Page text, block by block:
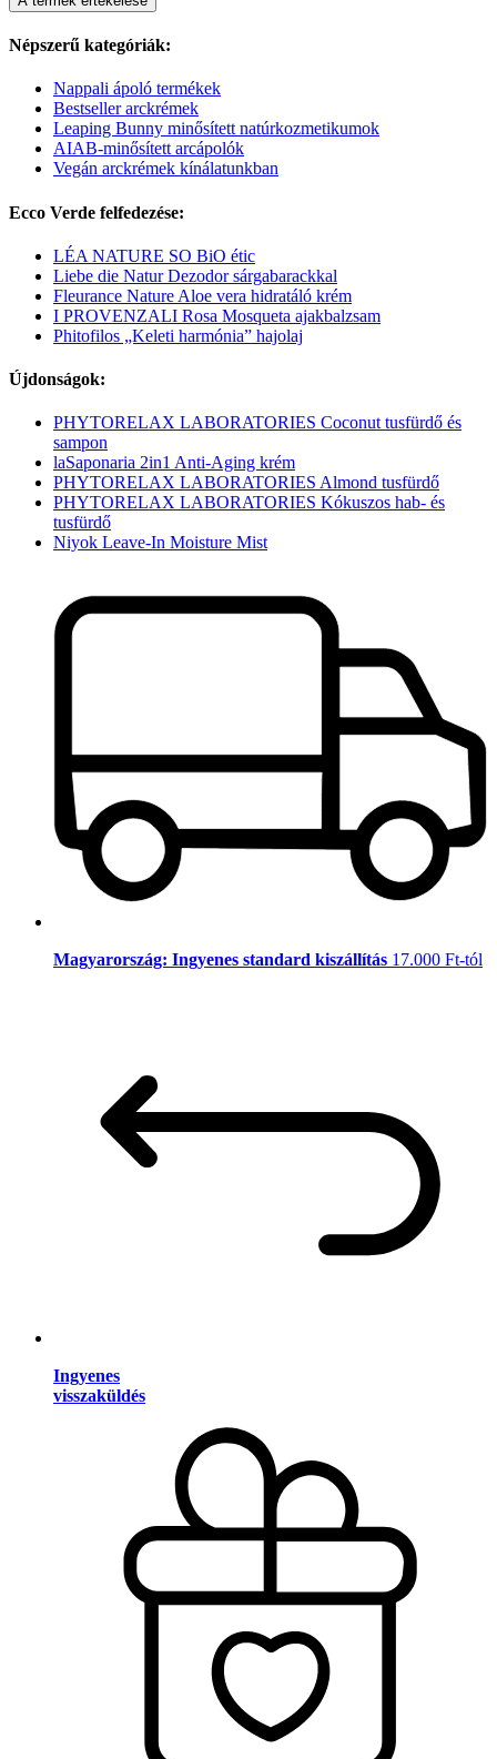
Népszerű kategóriák:
Nappali ápoló termékek
Bestseller arckrémek
Leaping Bunny minősített natúrkozmetikumok
AIAB-minősített arcápolók
Vegán arckrémek kínálatunkban
Ecco Verde felfedezése:
LÉA NATURE SO BiO étic
Liebe die Natur Dezodor sárgabarackkal
Fleurance Nature Aloe vera hidratáló krém
I PROVENZALI Rosa Mosqueta ajakbalzsam
Phitofilos „Keleti harmónia” hajolaj
Újdonságok:
PHYTORELAX LABORATORIES Coconut tusfürdő és
sampon
laSaponaria 2in1 Anti-Aging krém
PHYTORELAX LABORATORIES Almond tusfürdő
PHYTORELAX LABORATORIES Kókuszos hab- és
tusfürdő
Niyok Leave-In Moisture Mist
Magyarország: Ingyenes standard kiszállítás 17.000 Ft-tól
Ingyenes
visszaküldés